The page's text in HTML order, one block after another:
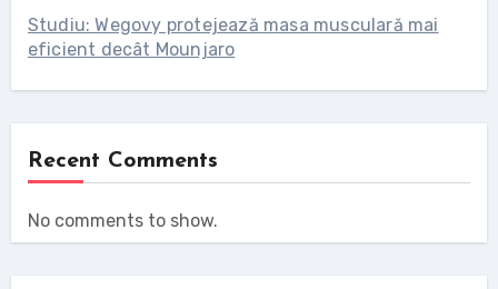
Studiu: Wegovy protejează masa musculară mai
eficient decât Mounjaro
Recent Comments
No comments to show.